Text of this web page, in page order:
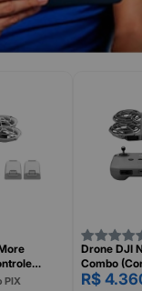
PIX
Drone DJI
Combo
DJI071
R$